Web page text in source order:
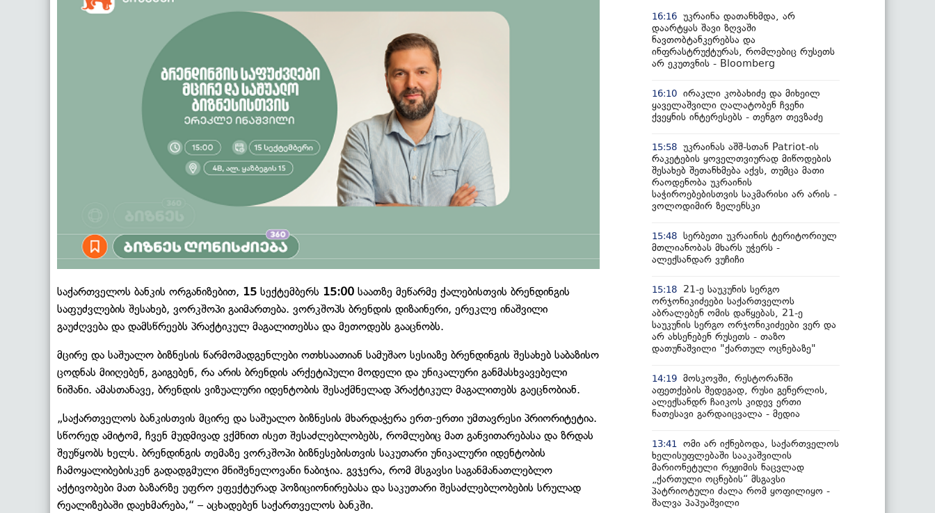
საქართველოს ბანკის ორგანიზებით, 15 სექტემბერს 15:00 საათზე მეწარმე ქალებისთვის ბრენდინგის
საფუძვლების შესახებ, ვორკშოპი გაიმართება. ვორკშოპს ბრენდის დიზაინერი, ერეკლე ინაშვილი
გაუძღვება და დამსწრეებს პრაქტიკულ მაგალითებსა და მეთოდებს გააცნობს.
მცირე და საშუალო ბიზნესის წარმომადგენლები ოთხსაათიან სამუშაო სესიაზე ბრენდინგის შესახებ საბაზისო
ცოდნას მიიღებენ, გაიგებენ, რა არის ბრენდის არქეტიპული მოდელი და უნიკალური განმასხვავებელი
ნიშანი. ამასთანავე, ბრენდის ვიზუალური იდენტობის შესაქმნელად პრაქტიკულ მაგალითებს გაეცნობიან.
„საქართველოს ბანკისთვის მცირე და საშუალო ბიზნესის მხარდაჭერა ერთ-ერთი უმთავრესი პრიორიტეტია.
სწორედ ამიტომ, ჩვენ მუდმივად ვქმნით ისეთ შესაძლებლობებს, რომლებიც მათ განვითარებასა და ზრდას
შეუწყობს ხელს. ბრენდინგის თემაზე ვორკშოპი ბიზნესებისთვის საკუთარი უნიკალური იდენტობის
ჩამოყალიბებისკენ გადადგმული მნიშვნელოვანი ნაბიჯია. გვჯერა, რომ მსგავსი საგანმანათლებლო
აქტივობები მათ ბაზარზე უფრო ეფექტურად პოზიციონირებასა და საკუთარი შესაძლებლობების სრულად
რეალიზებაში დაეხმარება,“ – აცხადებენ საქართველოს ბანკში.
16:16 უკრაინა დათანხმდა, არ
დაარტყას შავი ზღვაში
ნავთობტანკერებსა და
ინფრასტრუქტურას, რომლებიც რუსეთს
არ ეკუთვნის - Bloomberg
16:10 ირაკლი კობახიძე და მიხეილ
ყაველაშვილი ღალატობენ ჩვენი
ქვეყნის ინტერესებს - თენგო თევზაძე
15:58 უკრაინას აშშ-სთან Patriot-ის
რაკეტების ყოველთვიურად მიწოდების
შესახებ შეთანხმება აქვს, თუმცა მათი
რაოდენობა უკრაინის
საჭიროებებისთვის საკმარისი არ არის -
ვოლოდიმირ ზელენსკი
15:48 სერბეთი უკრაინის ტერიტორიულ
მთლიანობას მხარს უჭერს -
ალექსანდარ ვუჩიჩი
15:18
21-ე საუკუნის სერგო
ორჯონიკიძეები საქართველოს
აბრალებენ ომის დაწყებას, 21-ე
საუკუნის სერგო ორჯონიკიძეები ვერ და
არ ახსენებენ რუსეთს - თაზო
დათუნაშვილი "ქართულ ოცნებაზე"
14:19 მოსკოვში, რესტორანში
აფეთქების შედეგად, რუსი გენერლის,
ალექსანდრ ჩაიკოს კიდევ ერთი
ნათესავი გარდაიცვალა - მედია
13:41
ომი არ იქნებოდა, საქართველოს
ხელისუფლებაში სააკაშვილის
მარიონეტული რეჟიმის ნაცვლად
„ქართული ოცნების“ მსგავსი
პატრიოტული ძალა რომ ყოფილიყო -
შალვა პაპუაშვილი